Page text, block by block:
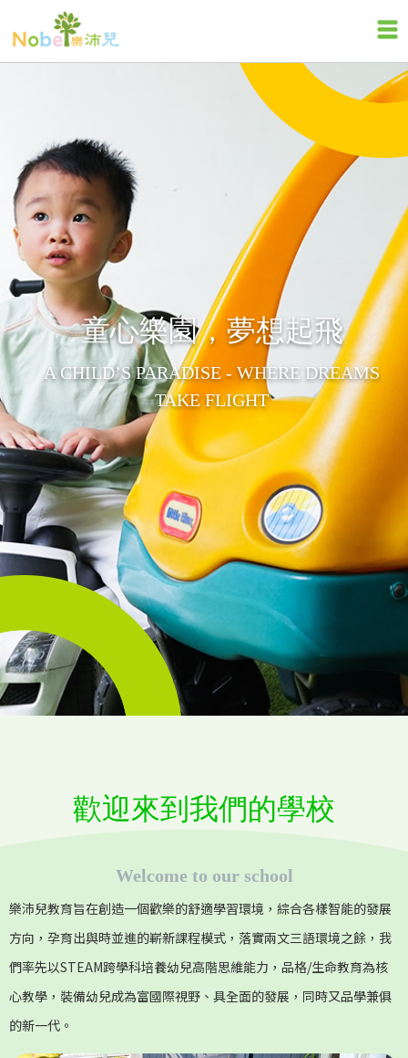
童心樂園，夢想起飛
A CHILD’S PARADISE - WHERE DREAMS
TAKE FLIGHT
歡迎來到我們的學校
Welcome to our school
樂沛兒教育旨在創造一個歡樂的舒適學習環境，綜合各樣智能的發展
方向，孕育出與時並進的嶄新課程模式，落實兩文三語環境之餘，我
們率先以STEAM跨學科培養幼兒高階思維能力，品格/生命教育為核
心教學，裝備幼兒成為富國際視野、具全面的發展，同時又品學兼俱
的新一代。